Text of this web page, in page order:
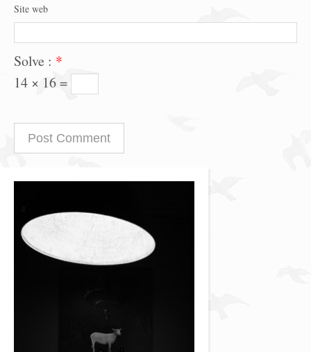
Site web
Solve : *
14 × 16 =